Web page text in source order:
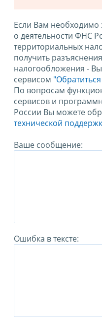
Если Вам необходимо
о деятельности ФНС
территориальных
получить
налогообложения -
сервисом
По вопросам
сервисов и
России Вы можете
технической
Ваше сообщение:
Ошибка в тексте: